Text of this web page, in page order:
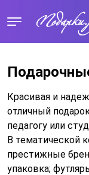
Красивая и
отличный
педагогу или
В тематической
престижные
упаковка;